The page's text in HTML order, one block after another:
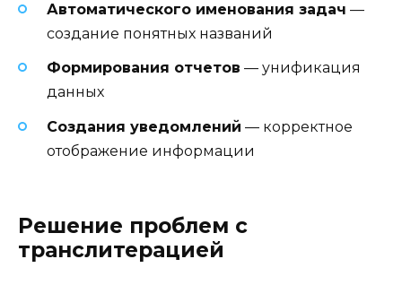
Автоматического именования задач —
создание понятных названий
Формирования отчетов — унификация
данных
Создания уведомлений — корректное
отображение информации
Решение проблем с
транслитерацией